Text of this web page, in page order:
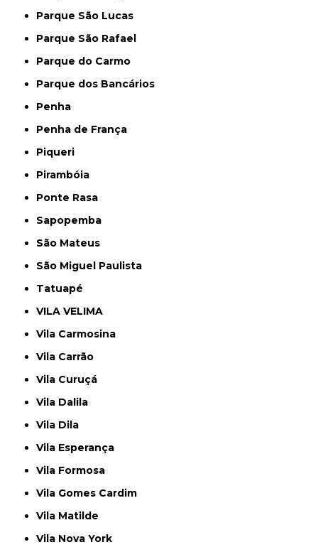
Parque São Lucas
Parque São Rafael
Parque do Carmo
Parque dos Bancários
Penha
Penha de França
Piqueri
Pirambóia
Ponte Rasa
Sapopemba
São Mateus
São Miguel Paulista
Tatuapé
VILA VELIMA
Vila Carmosina
Vila Carrão
Vila Curuçá
Vila Dalila
Vila Dila
Vila Esperança
Vila Formosa
Vila Gomes Cardim
Vila Matilde
Vila Nova York